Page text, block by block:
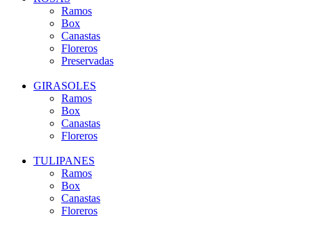
Ramos
Box
Canastas
Floreros
Preservadas
GIRASOLES
Ramos
Box
Canastas
Floreros
TULIPANES
Ramos
Box
Canastas
Floreros